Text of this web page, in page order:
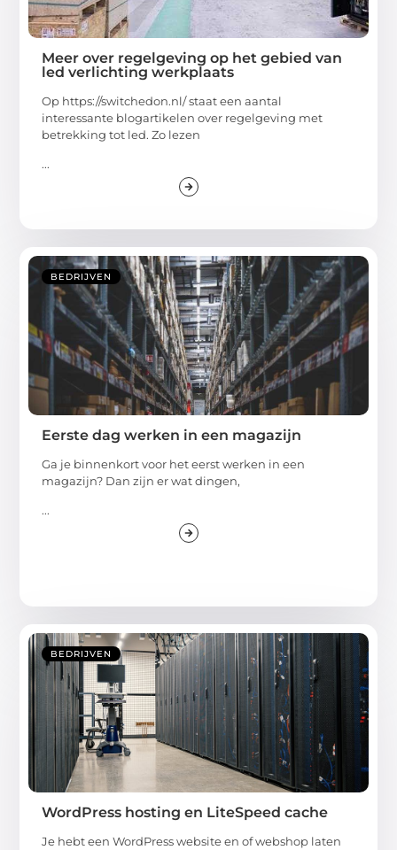
Meer over regelgeving op het gebied van
led verlichting werkplaats
Op https://switchedon.nl/ staat een aantal
interessante blogartikelen over regelgeving met
betrekking tot led. Zo lezen
...
BEDRIJVEN
Eerste dag werken in een magazijn
Ga je binnenkort voor het eerst werken in een
magazijn? Dan zijn er wat dingen,
...
BEDRIJVEN
WordPress hosting en LiteSpeed cache
Je hebt een WordPress website en of webshop laten